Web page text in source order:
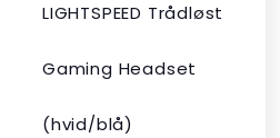
LIGHTSPEED Trådløst
Gaming Headset
(hvid/blå)